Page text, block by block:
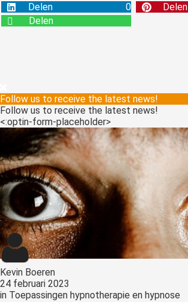
Delen
0 Delen
Delen
Follow us to receive the latest news!
Follow us to receive the latest news!
<:optin-form-placeholder>
Kevin Boeren
24 februari 2023
in Toepassingen hypnotherapie en hypnose
zijn
deze
kan de
worden
om
te
over
van
op